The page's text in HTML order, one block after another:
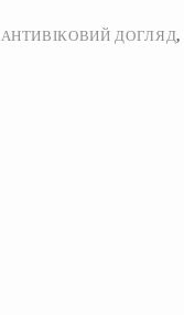
АНТИВІКОВИЙ ДОГЛЯД,